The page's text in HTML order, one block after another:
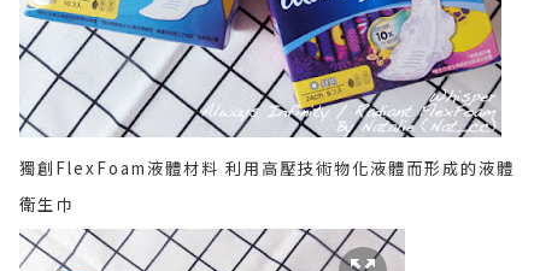
獨創FlexFoam液體材料 利用高壓技術物化液體而形成的液體
衛生巾